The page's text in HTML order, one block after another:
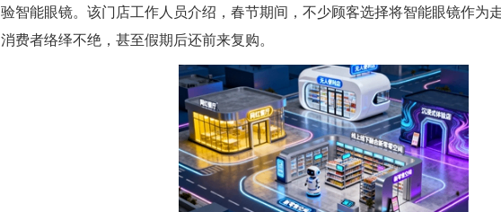
验智能眼镜。该门店工作人员介绍，春节期间，不少顾客选择将智能眼镜作为
消费者络绎不绝，甚至假期后还前来复购。